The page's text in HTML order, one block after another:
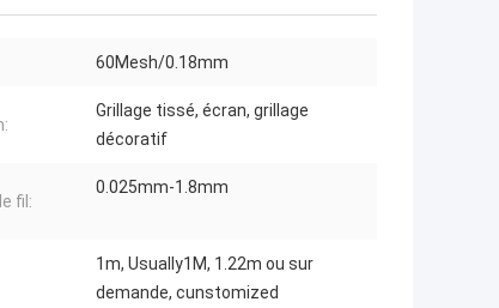
60Mesh/0.18mm
Grillage tissé, écran, grillage
décoratif
fil:
0.025mm-1.8mm
1m, Usually1M, 1.22m ou sur
demande, cunstomized